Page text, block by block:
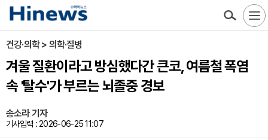
건강·의학 > 의학·질병
겨울 질환이라고 방심했다간 큰코, 여름철 폭염
속 '탈수'가 부르는 뇌졸중 경보
송소라 기자
기사입력 : 2026-06-25 11:07